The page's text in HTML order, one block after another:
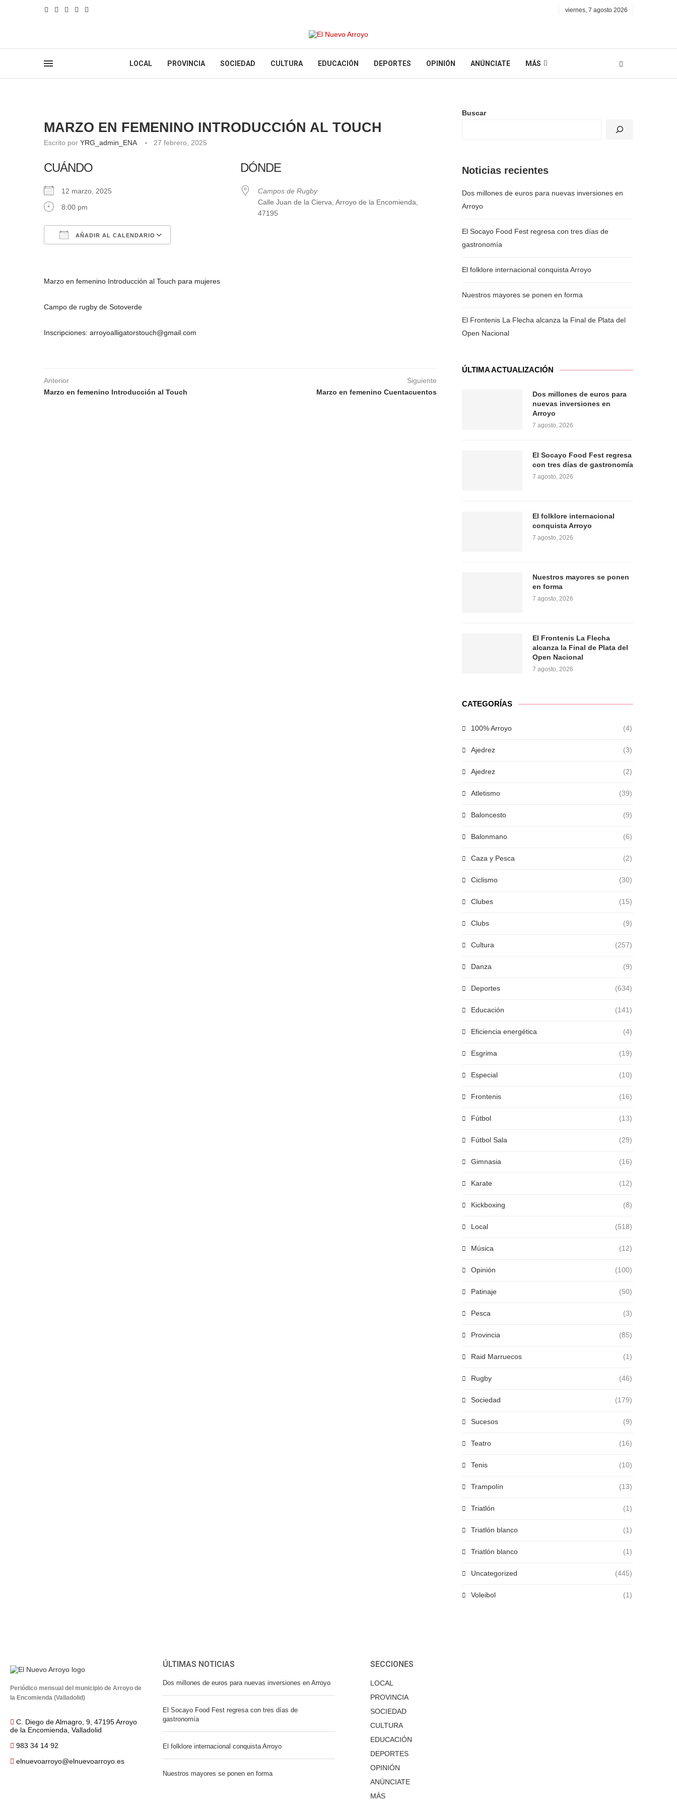
viernes, 7 agosto 2026
LOCAL PROVINCIA SOCIEDAD CULTURA EDUCACIÓN DEPORTES OPINIÓN ANÚNCIATE MÁS
MARZO EN FEMENINO INTRODUCCIÓN AL TOUCH
Escrito por YRG_admin_ENA 27 febrero, 2025
CUÁNDO
12 marzo, 2025
8:00 pm
AÑADIR AL CALENDARIO
DÓNDE
Campos de Rugby
Calle Juan de la Cierva, Arroyo de la Encomienda,
47195
Marzo en femenino Introducción al Touch para mujeres
Campo de rugby de Sotoverde
Inscripciones: arroyoalligatorstouch@gmail.com
Anterior
Marzo en femenino Introducción al Touch
Siguiente
Marzo en femenino Cuentacuentos
Buscar
Noticias recientes
Dos millones de euros para nuevas inversiones en
Arroyo
El Socayo Food Fest regresa con tres días de
gastronomía
El folklore internacional conquista Arroyo
Nuestros mayores se ponen en forma
El Frontenis La Flecha alcanza la Final de Plata del
Open Nacional
ÚLTIMA ACTUALIZACIÓN
Dos millones de euros para
nuevas inversiones en
Arroyo
7 agosto, 2026
El Socayo Food Fest regresa
con tres días de gastronomía
7 agosto, 2026
El folklore internacional
conquista Arroyo
7 agosto, 2026
Nuestros mayores se ponen
en forma
7 agosto, 2026
El Frontenis La Flecha
alcanza la Final de Plata del
Open Nacional
7 agosto, 2026
CATEGORÍAS
100% Arroyo (4)
Ajedrez (3)
Ajedrez (2)
Atletismo (39)
Baloncesto (9)
Balonmano (6)
Caza y Pesca (2)
Ciclismo (30)
Clubes (15)
Clubs (9)
Cultura (257)
Danza (9)
Deportes (634)
Educación (141)
Eficiencia energética (4)
Esgrima (19)
Especial (10)
Frontenis (16)
Fútbol (13)
Fútbol Sala (29)
Gimnasia (16)
Karate (12)
Kickboxing (8)
Local (518)
Música (12)
Opinión (100)
Patinaje (50)
Pesca (3)
Provincia (85)
Raid Marruecos (1)
Rugby (46)
Sociedad (179)
Sucesos (9)
Teatro (16)
Tenis (10)
Trampolín (13)
Triatlón (1)
Triatlón blanco (1)
Triatlón blanco (1)
Uncategorized (445)
Voleibol (1)
Periódico mensual del municipio de Arroyo de
la Encomienda (Valladolid)
C. Diego de Almagro, 9, 47195 Arroyo
de la Encomienda, Valladolid
983 34 14 92
elnuevoarroyo@elnuevoarroyo.es
ÚLTIMAS NOTICIAS
Dos millones de euros para nuevas inversiones en Arroyo
El Socayo Food Fest regresa con tres días de
gastronomía
El folklore internacional conquista Arroyo
Nuestros mayores se ponen en forma
SECCIONES
LOCAL
PROVINCIA
SOCIEDAD
CULTURA
EDUCACIÓN
DEPORTES
OPINIÓN
ANÚNCIATE
MÁS